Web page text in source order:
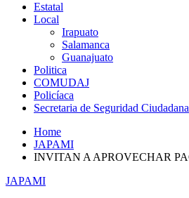
Estatal
Local
Irapuato
Salamanca
Guanajuato
Politica
COMUDAJ
Policíaca
Secretaria de Seguridad Ciudadana
Home
JAPAMI
INVITAN A APROVECHAR
JAPAMI